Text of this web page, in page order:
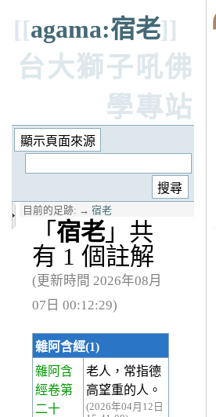
[[agama:宿老]]
台大獅子吼佛
學專站
目前的足跡: → 宿老
「 宿老 」共
有 1 個註解
(更新時間 2026年08月
07日 00:12:29)
雜阿含經(1)
雜阿含
經卷第
二十
老人，常指德
高望重的人。
(2026年04月12日